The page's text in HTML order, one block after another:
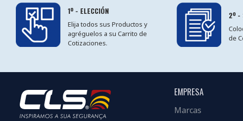
1º - ELECCIÓN
Elija todos sus Productos y
agréguelos a su Carrito de
Cotizaciones.
2º -
de
EMPRESA
Marcas